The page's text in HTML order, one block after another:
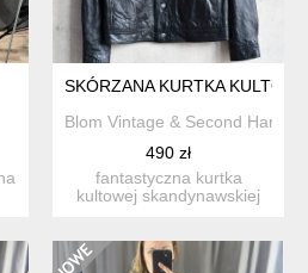
SKÓRZANA KURTKA
Blom Vintage & Second Hand
490 zł
fantastyczna kurtka
kultowej skandynawskiej